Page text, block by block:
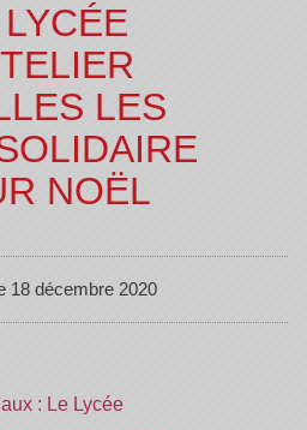
LES
NOËL
18 décembre 2020
: Le Lycée